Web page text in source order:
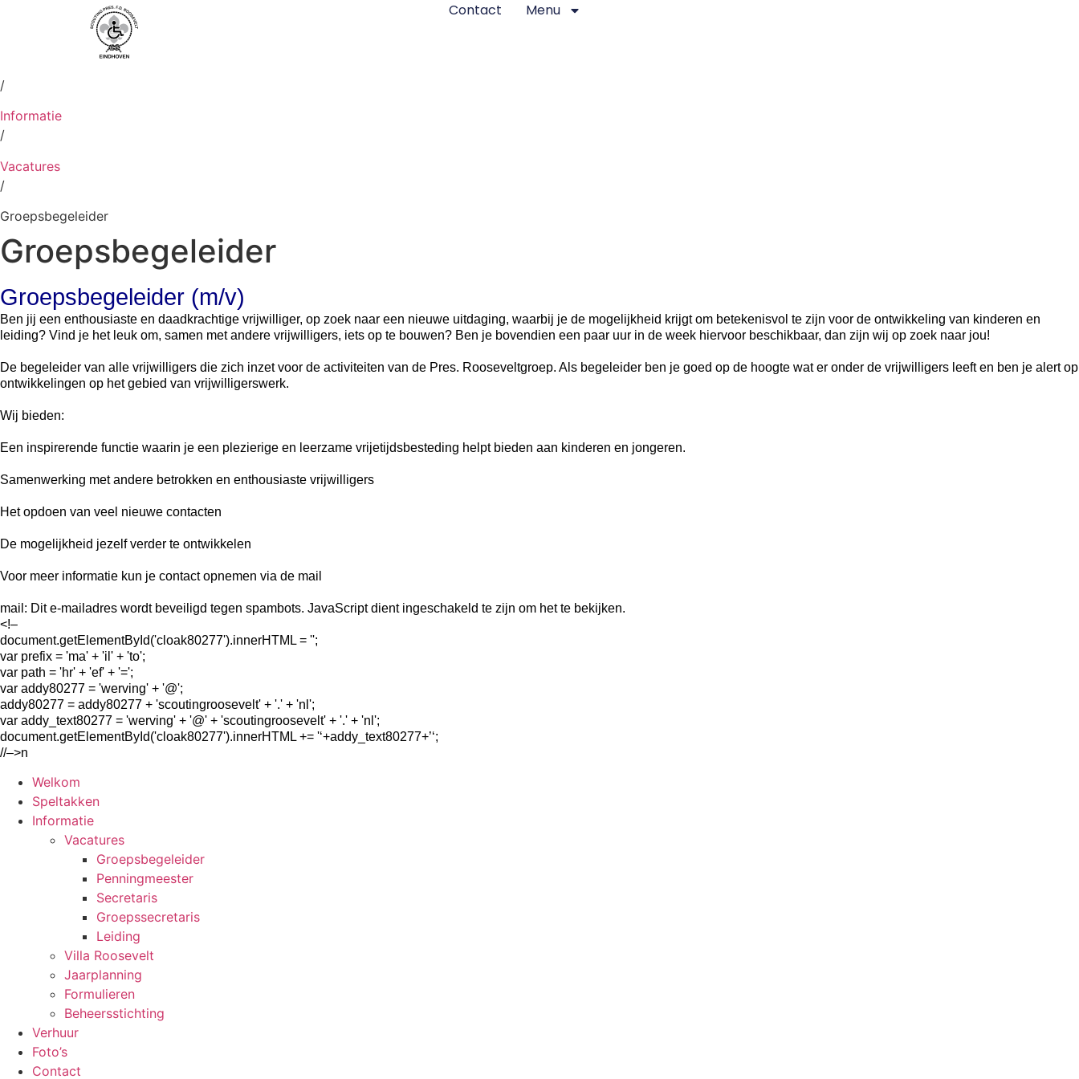
Contact Menu
/
Informatie
/
Vacatures
/
Groepsbegeleider
Groepsbegeleider
Groepsbegeleider (m/v)
Ben jij een enthousiaste en daadkrachtige vrijwilliger, op zoek naar een nieuwe uitdaging, waarbij je de mogelijkheid krijgt om betekenisvol te zijn voor de ontwikkeling van kinderen en
leiding? Vind je het leuk om, samen met andere vrijwilligers, iets op te bouwen? Ben je bovendien een paar uur in de week hiervoor beschikbaar, dan zijn wij op zoek naar jou!
De begeleider van alle vrijwilligers die zich inzet voor de activiteiten van de Pres. Rooseveltgroep. Als begeleider ben je goed op de hoogte wat er onder de vrijwilligers leeft en ben je alert op
ontwikkelingen op het gebied van vrijwilligerswerk.
Wij bieden:
Een inspirerende functie waarin je een plezierige en leerzame vrijetijdsbesteding helpt bieden aan kinderen en jongeren.
Samenwerking met andere betrokken en enthousiaste vrijwilligers
Het opdoen van veel nieuwe contacten
De mogelijkheid jezelf verder te ontwikkelen
Voor meer informatie kun je contact opnemen via de mail
mail: Dit e-mailadres wordt beveiligd tegen spambots. JavaScript dient ingeschakeld te zijn om het te bekijken.
<!–
document.getElementById('cloak80277').innerHTML = '';
var prefix = 'ma' + 'il' + 'to';
var path = 'hr' + 'ef' + '=';
var addy80277 = 'werving' + '@';
addy80277 = addy80277 + 'scoutingroosevelt' + '.' + 'nl';
var addy_text80277 = 'werving' + '@' + 'scoutingroosevelt' + '.' + 'nl';
document.getElementById('cloak80277').innerHTML += '‘+addy_text80277+’‘;
//–>n
Welkom
Speltakken
Informatie
Vacatures
Groepsbegeleider
Penningmeester
Secretaris
Groepssecretaris
Leiding
Villa Roosevelt
Jaarplanning
Formulieren
Beheersstichting
Verhuur
Foto’s
Contact